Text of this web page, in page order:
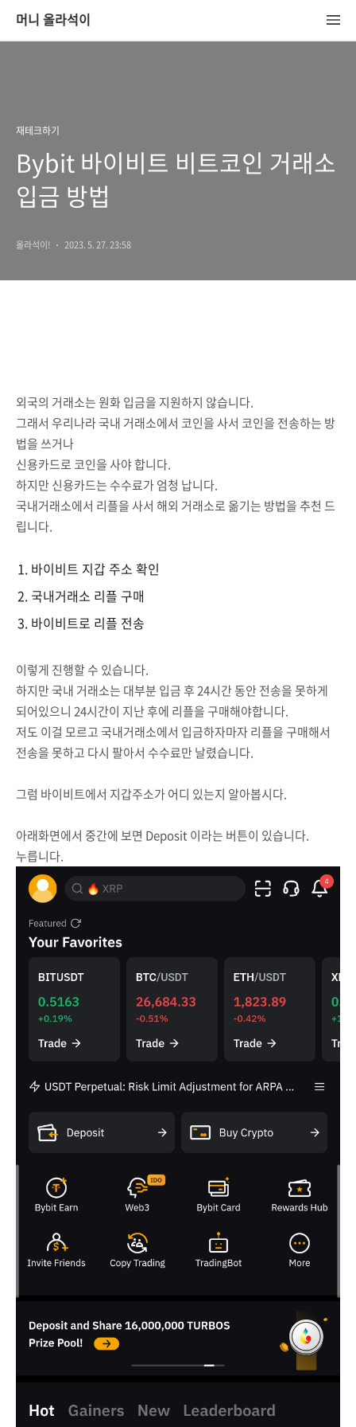
머니 올라석이
재테크하기
Bybit 바이비트 비트코인 거래소
입금 방법
올라석이! 2023. 5. 27. 23:58
외국의 거래소는 원화 입금을 지원하지 않습니다.
그래서 우리나라 국내 거래소에서 코인을 사서 코인을 전송하는 방
법을 쓰거나
신용카드로 코인을 사야 합니다.
하지만 신용카드는 수수료가 엄청 납니다.
국내거래소에서 리플을 사서 해외 거래소로 옮기는 방법을 추천 드
립니다.
바이비트 지갑 주소 확인
국내거래소 리플 구매
바이비트로 리플 전송
이렇게 진행할 수 있습니다.
하지만 국내 거래소는 대부분 입금 후 24시간 동안 전송을 못하게
되어있으니 24시간이 지난 후에 리플을 구매해야합니다.
저도 이걸 모르고 국내거래소에서 입금하자마자 리플을 구매해서
전송을 못하고 다시 팔아서 수수료만 날렸습니다.
그럼 바이비트에서 지갑주소가 어디 있는지 알아봅시다.
아래화면에서 중간에 보면 Deposit 이라는 버튼이 있습니다.
누릅니다.